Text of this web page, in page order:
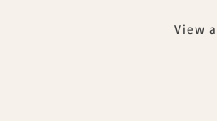
View